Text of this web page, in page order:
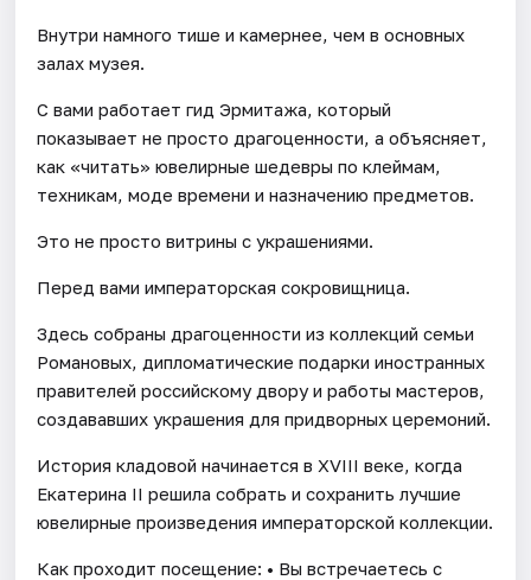
Внутри намного тише и камернее, чем в основных
залах музея.
С вами работает гид Эрмитажа, который
показывает не просто драгоценности, а объясняет,
как «читать» ювелирные шедевры по клеймам,
техникам, моде времени и назначению предметов.
Это не просто витрины с украшениями.
Перед вами императорская сокровищница.
Здесь собраны драгоценности из коллекций семьи
Романовых, дипломатические подарки иностранных
правителей российскому двору и работы мастеров,
создававших украшения для придворных церемоний.
История кладовой начинается в XVIII веке, когда
Екатерина II решила собрать и сохранить лучшие
ювелирные произведения императорской коллекции.
Как проходит посещение: • Вы встречаетесь с